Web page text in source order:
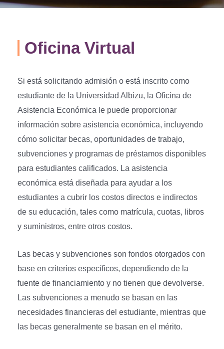
Oficina Virtual
Si está solicitando admisión o está inscrito como
estudiante de la Universidad Albizu, la Oficina de
Asistencia Económica le puede proporcionar
información sobre asistencia económica, incluyendo
cómo solicitar becas, oportunidades de trabajo,
subvenciones y programas de préstamos disponibles
para estudiantes calificados. La asistencia
económica está diseñada para ayudar a los
estudiantes a cubrir los costos directos e indirectos
de su educación, tales como matrícula, cuotas, libros
y suministros, entre otros costos.
Las becas y subvenciones son fondos otorgados con
base en criterios específicos, dependiendo de la
fuente de financiamiento y no tienen que devolverse.
Las subvenciones a menudo se basan en las
necesidades financieras del estudiante, mientras que
las becas generalmente se basan en el mérito.